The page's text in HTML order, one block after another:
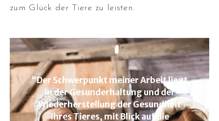
zum Glück der Tiere zu leisten.
"Der Schwerpunkt meiner Arbeit liegt
in der Gesunderhaltung und der
Wiederherstellung der Gesundheit
Ihres Tieres, mit Blick auf die